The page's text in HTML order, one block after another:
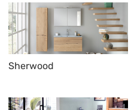
Sherwood